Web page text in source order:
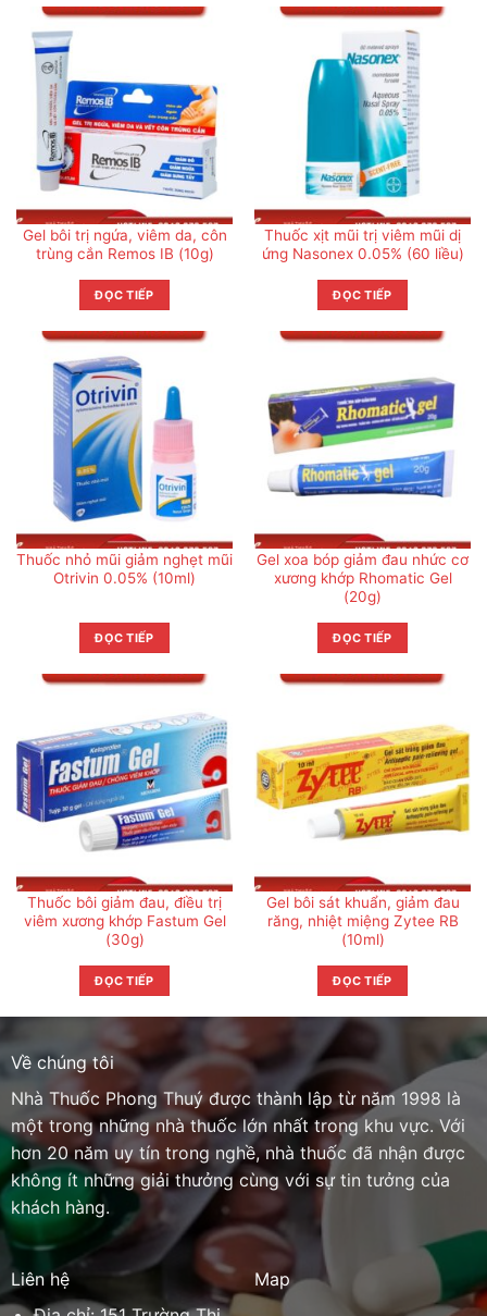
Gel bôi trị ngứa, viêm da, côn
trùng cắn Remos IB (10g)
ĐỌC TIẾP
Thuốc xịt mũi trị viêm mũi dị
ứng Nasonex 0.05% (60 liều)
ĐỌC TIẾP
Thuốc nhỏ mũi giảm nghẹt mũi
Otrivin 0.05% (10ml)
ĐỌC TIẾP
Gel xoa bóp giảm đau nhức cơ
xương khớp Rhomatic Gel
(20g)
ĐỌC TIẾP
Thuốc bôi giảm đau, điều trị
viêm xương khớp Fastum Gel
(30g)
ĐỌC TIẾP
Gel bôi sát khuẩn, giảm đau
răng, nhiệt miệng Zytee RB
(10ml)
ĐỌC TIẾP
Về chúng tôi
Nhà Thuốc Phong Thuý được thành lập từ năm 1998 là
một trong những nhà thuốc lớn nhất trong khu vực. Với
hơn 20 năm uy tín trong nghề, nhà thuốc đã nhận được
không ít những giải thưởng cùng với sự tin tưởng của
khách hàng.
Liên hệ
Map